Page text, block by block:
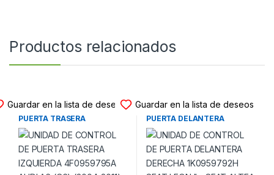
Productos relacionados
Guardar en la lista de deseos
UNIDAD DE CONTROL DE
PUERTA TRASERA
IZQUIERDA 4F0959795A
AUDI A6 (C6) (2004-2011)
Guardar en la lista de deseos
UNIDAD DE CONTROL DE
PUERTA DELANTERA
DERECHA 1K0959792H SEAT
LEON II – SEAT ALTEA – VW
GOLF V – VW TOURAN – VW
CADDY III – SKODA OCTAVIA
II (2004-2012)